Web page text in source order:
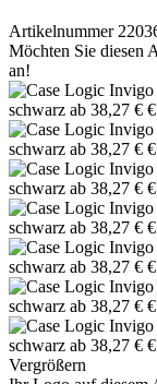
Artikelnummer
Möchten Sie diesen
an!
Vergrößern